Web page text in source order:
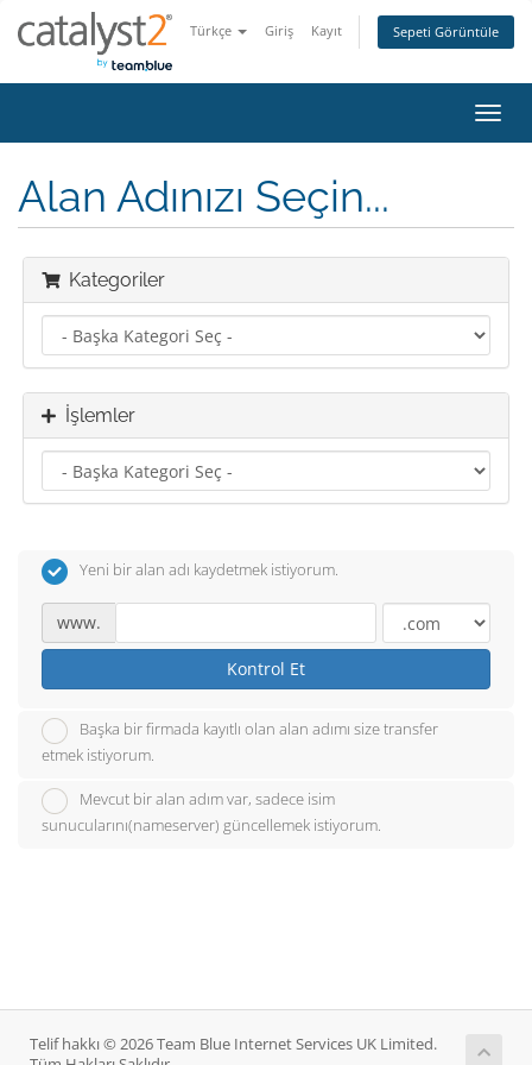
Türkçe Giriş Kayıt Sepeti Görüntüle
Alan Adınızı Seçin...
Kategoriler
İşlemler
Yeni bir alan adı kaydetmek istiyorum.
www.
Kontrol Et
Başka bir firmada kayıtlı olan alan adımı size transfer
etmek istiyorum.
Mevcut bir alan adım var, sadece isim
sunucularını(nameserver) güncellemek istiyorum.
Telif hakkı © 2026 Team Blue Internet Services UK Limited.